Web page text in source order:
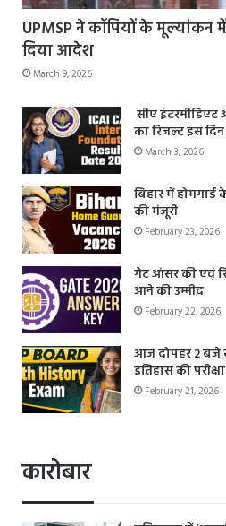
UPMSP ने कॉपियों के मूल्यांकन
दिया आदेश
March 9, 2026
सीए इंटरमीडिएट
का रिजल्ट इस दिन
March 3, 2026
बिहार में होमगार्ड
की मंजूरी
February 23, 2026
गेट आंसर की एवं
आने की उम्मीद
February 22, 2026
आज दोपहर 2 बजे
इतिहास की परीक्षा
February 21, 2026
कारोबार